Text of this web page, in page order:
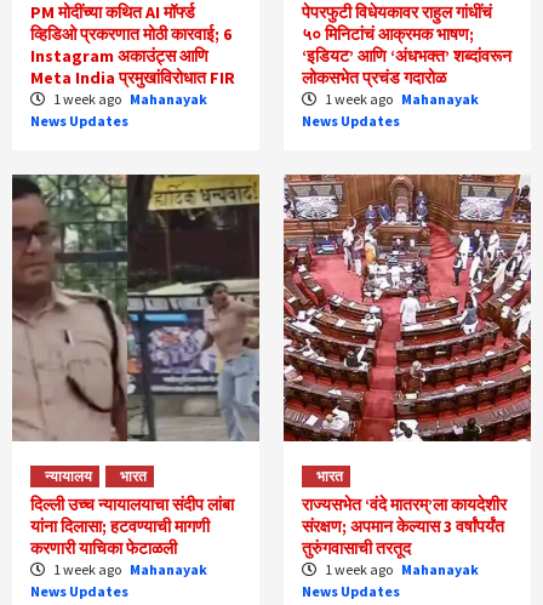
PM मोदींच्या कथित AI मॉर्फ्ड
व्हिडिओ प्रकरणात मोठी कारवाई; 6
Instagram अकाउंट्स आणि
Meta India प्रमुखांविरोधात FIR
1 week ago Mahanayak
News Updates
पेपरफुटी विधेयकावर राहुल गांधींचं
५० मिनिटांचं आक्रमक भाषण;
‘इडियट’ आणि ‘अंधभक्त’ शब्दांवरून
लोकसभेत प्रचंड गदारोळ
1 week ago Mahanayak
News Updates
न्यायालय भारत
दिल्ली उच्च न्यायालयाचा संदीप लांबा
यांना दिलासा; हटवण्याची मागणी
करणारी याचिका फेटाळली
1 week ago Mahanayak
News Updates
भारत
राज्यसभेत ‘वंदे मातरम्’ला कायदेशीर
संरक्षण; अपमान केल्यास 3 वर्षांपर्यंत
तुरुंगवासाची तरतूद
1 week ago Mahanayak
News Updates